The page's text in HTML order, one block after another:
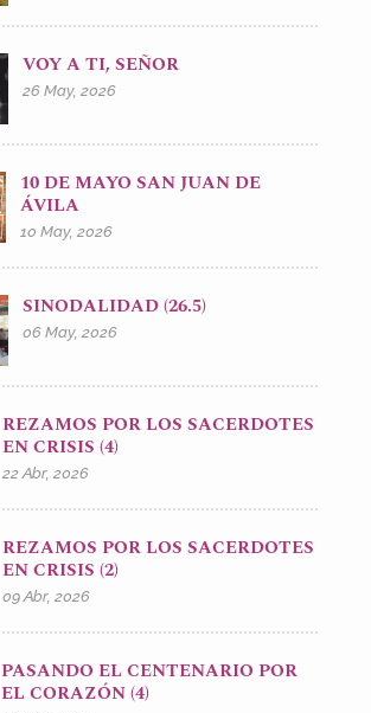
VOY A TI, SEÑOR
26 May, 2026
10 DE MAYO SAN JUAN DE
ÁVILA
10 May, 2026
SINODALIDAD (26.5)
06 May, 2026
REZAMOS POR LOS SACERDOTES
EN CRISIS (4)
22 Abr, 2026
REZAMOS POR LOS SACERDOTES
EN CRISIS (2)
09 Abr, 2026
PASANDO EL CENTENARIO POR
EL CORAZÓN (4)